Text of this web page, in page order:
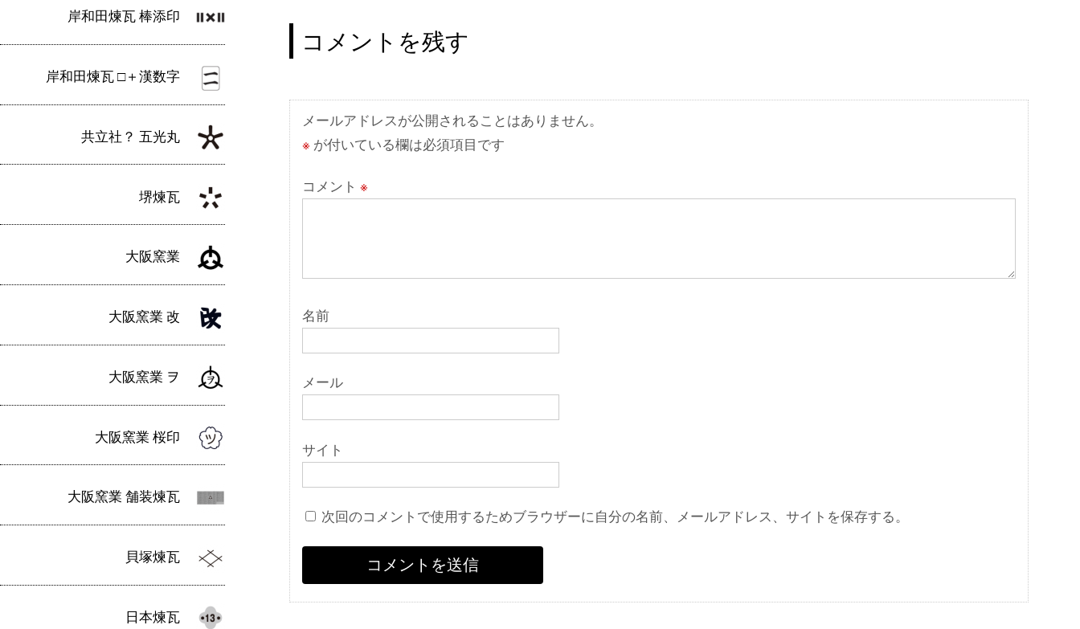
岸和田煉瓦 棒添印
岸和田煉瓦 □＋漢数字
共立社？ 五光丸
堺煉瓦
大阪窯業
大阪窯業 改
大阪窯業 ヲ
大阪窯業 桜印
大阪窯業 舗装煉瓦
貝塚煉瓦
日本煉瓦
ナ
ビ
ゲ
ー
シ
ョ
ン
コメントを残す
メールアドレスが公開されることはありません。
※ が付いている欄は必須項目です
コメント ※
名前
メール
サイト
次回のコメントで使用するためブラウザーに自分の名前、メールアドレス、サイトを保存する。